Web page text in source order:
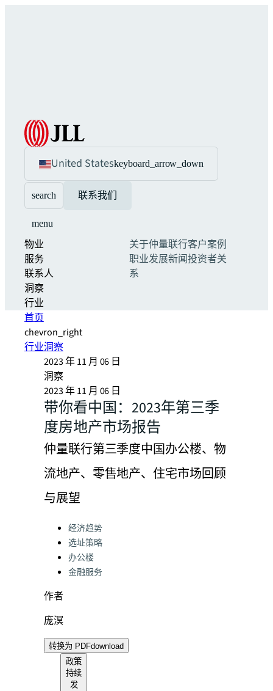
United Stateskeyboard_arrow_down
search 联系我们
menu
物业
服务
联系人
洞察
行业
关于仲量联行客户案例
职业发展新闻投资者关
系
首页
chevron_right
行业洞察
2023 年 11 月 06 日
洞察
2023 年 11 月 06 日
带你看中国：2023年第三季
度房地产市场报告
仲量联行第三季度中国办公楼、物
流地产、零售地产、住宅市场回顾
与展望
Categories:
经济趋势
选址策略
办公楼
金融服务
作者
庞溟
转换为 PDFdownload
政策
持续
发